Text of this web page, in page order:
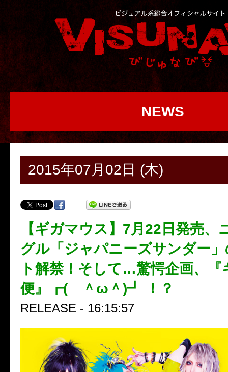
NEWS
2015年07月02日 (木)
【ギガマウス】7月22日発売、
グル「ジャパニーズサンダー
ト解禁！そして…驚愕企画、『
便』┏( ＾ω＾)┛ ！？
RELEASE - 16:15:57